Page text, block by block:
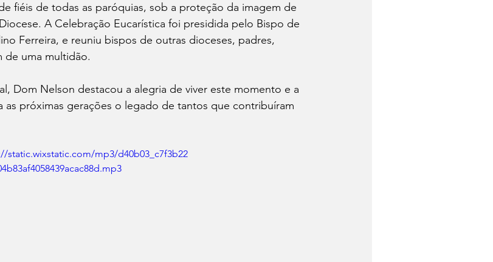
fiéis de todas as paróquias, sob a proteção da imagem de
A Celebração Eucarística foi presidida pelo Bispo de
Ferreira, e reuniu bispos de outras dioceses, padres,
de uma multidão.
Dom Nelson destacou a alegria de viver este momento e a
as próximas gerações o legado de tantos que contribuíram
static.wixstatic.com/mp3/d40b03_c7f3b22